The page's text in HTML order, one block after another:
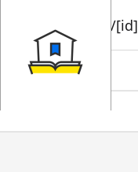
book/rent/[id]